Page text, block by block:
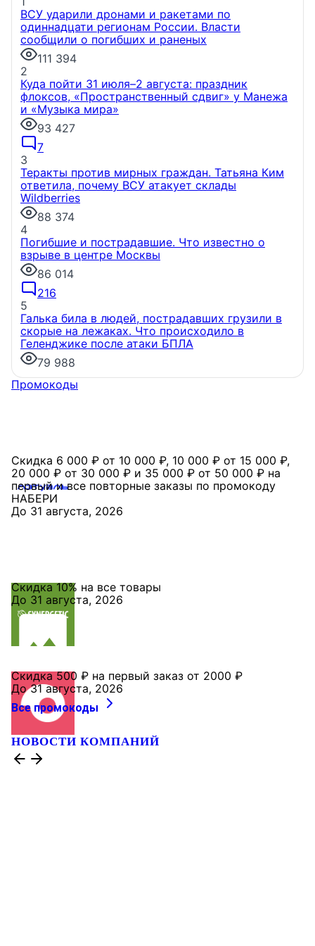
ГЭС, марки, искусство и ВВП: в ГК «ПСК»
рассказали об истории Дня строителя2026-й —
юбилейный год профессионального праздника
строителей. 9 августа 2026 года День строителя
будет отмечаться в 70-й раз. В ГК «ПСК»
напомнили о том, как появился праздник и как
поменялась роль строительства.
7 августа, 16:20
НОВОСТИ КОМПАНИЙ
На водоёмах Ленобласти заработали новые
базовые станции МегаФона
установили телеком-оборудование на популярных
водоёмах Ленинградской области. Базовые
станции вблизи Лемболовского и Раздолинского
озёр, а также недалеко от Большого Тосненского
водопада.
7 августа, 14:59
ВСУ ударили дронами и ракетами по
одиннадцати регионам России. Власти
сообщили о погибших и раненых
111 394
2
Куда пойти 31 июля–2 августа: праздник
флоксов, «Пространственный сдвиг» у Манежа
и «Музыка мира»
93 427
7
3
Теракты против мирных граждан. Татьяна Ким
ответила, почему ВСУ атакует склады
Wildberries
88 374
4
Погибшие и пострадавшие. Что известно о
взрыве в центре Москвы
86 014
216
5
Галька била в людей, пострадавших грузили в
скорые на лежаках. Что происходило в
Геленджике после атаки БПЛА
79 988
Промокоды
Скидка 6 000 ₽ от 10 000 ₽, 10 000 ₽ от 15 000 ₽,
20 000 ₽ от 30 000 ₽ и 35 000 ₽ от 50 000 ₽ на
первый и все повторные заказы по промокоду
НАБЕРИ
До 31 августа, 2026
Скидка 10% на все товары
До 31 августа, 2026
Скидка 500 ₽ на первый заказ от 2000 ₽
До 31 августа, 2026
Все промокоды
НОВОСТИ КОМПАНИЙ